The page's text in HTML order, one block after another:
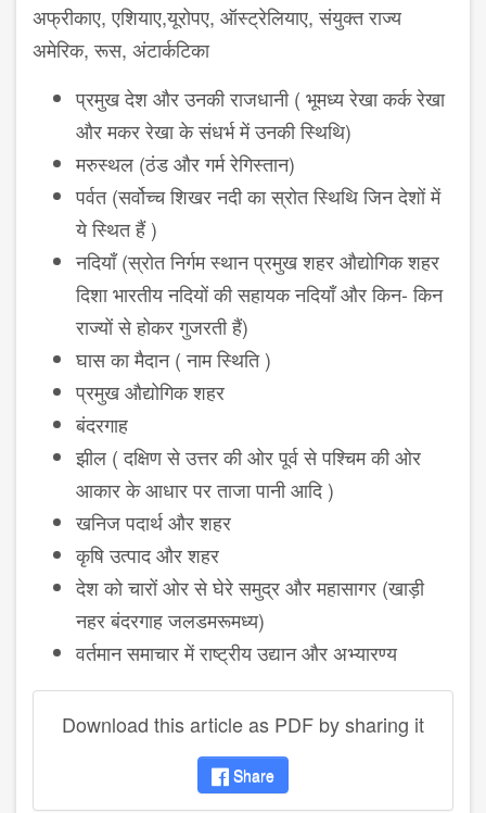
अफ्रीकाए, एशियाए,यूरोपए, ऑस्ट्रेलियाए, संयुक्त राज्य
अमेरिक, रूस, अंटार्कटिका
प्रमुख देश और उनकी राजधानी ( भूमध्य रेखा कर्क रेखा
और मकर रेखा के संधर्भ में उनकी स्थिथि)
मरुस्थल (ठंड और गर्म रेगिस्तान)
पर्वत (सर्वोच्च शिखर नदी का स्रोत स्थिथि जिन देशों में
ये स्थित हैं )
नदियाँ (स्रोत निर्गम स्थान प्रमुख शहर औद्योगिक शहर
दिशा भारतीय नदियों की सहायक नदियाँ और किन- किन
राज्यों से होकर गुजरती हैं)
घास का मैदान ( नाम स्थिति )
प्रमुख औद्योगिक शहर
बंदरगाह
झील ( दक्षिण से उत्तर की ओर पूर्व से पश्चिम की ओर
आकार के आधार पर ताजा पानी आदि )
खनिज पदार्थ और शहर
कृषि उत्पाद और शहर
देश को चारों ओर से घेरे समुद्र और महासागर (खाड़ी
नहर बंदरगाह जलडमरूमध्य)
वर्तमान समाचार में राष्ट्रीय उद्यान और अभ्यारण्य
Download this article as PDF by sharing it
Share